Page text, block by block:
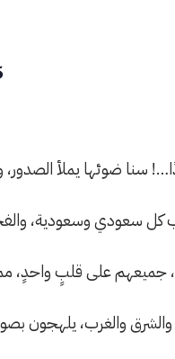
95
ضوئها يملأ الصدور،
سعودي وسعودية،
على قلبٍ واحدٍ،
والشرق والغرب، يلهجون